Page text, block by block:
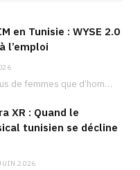
en Tunisie : WYSE 2.0
l’emploi
La Tunisie forme plus de femmes que d’hommes dans les filières scientifiques. Pourtant, pour beaucoup…
XR : Quand le
tunisien se décline
2026